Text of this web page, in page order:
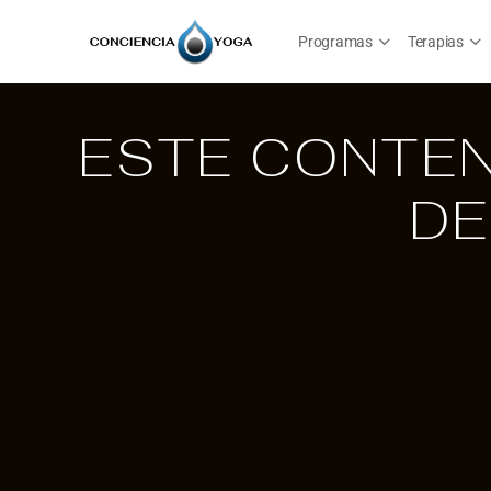
Programas Terapias
ESTE